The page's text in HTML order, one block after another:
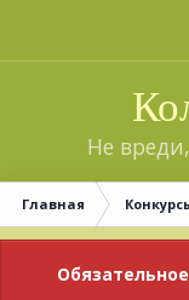
Не
Главная